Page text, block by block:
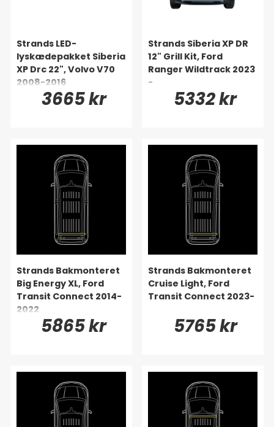
Strands LED-
lyskædepakket Siberia
XP Drc 22", Volvo V70
2008-2016
3665 kr
Strands Siberia XP DR
12" Grill Kit, Ford
Ranger Wildtrack 2023
-
5332 kr
Strands Bakmonteret
Big Energy XL, Ford
Transit Connect 2014-
2022
5865 kr
Strands Bakmonteret
Cruise Light, Ford
Transit Connect 2023-
5765 kr